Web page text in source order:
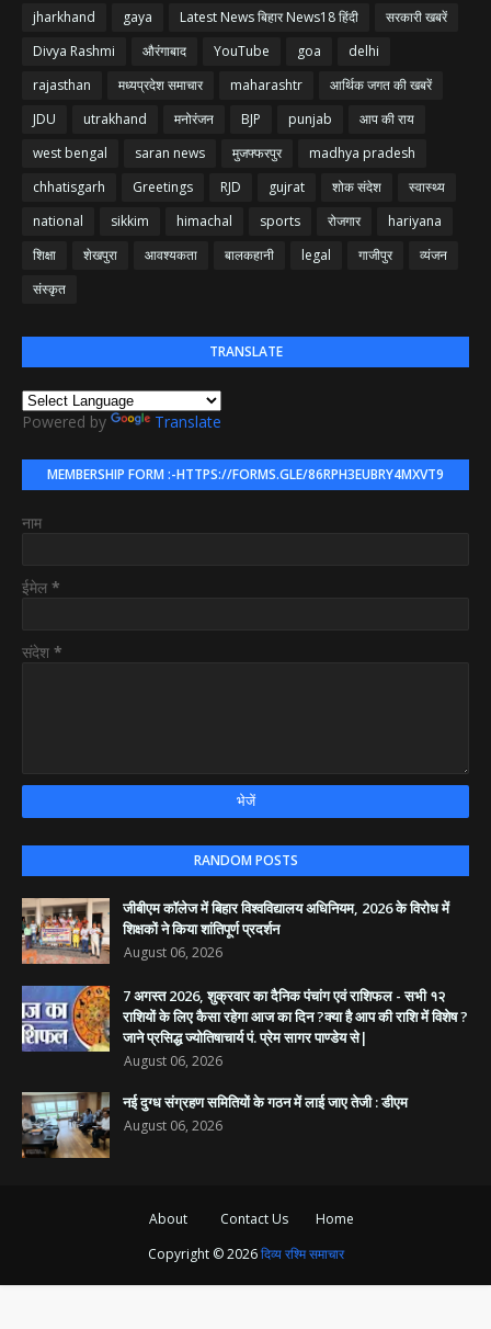
jharkhand
gaya Latest News बिहार News18 हिंदी
सरकारी खबरें
Divya Rashmi
औरंगाबाद YouTube goa
delhi
rajasthan
मध्यप्रदेश समाचार maharashtr
आर्थिक जगत की खबरें
JDU
utrakhand मनोरंजन BJP punjab
आप की राय
west bengal
saran news मुजफ्फरपुर
madhya pradesh
chhatisgarh
Greetings RJD gujrat शोक संदेश
स्वास्थ्य
national
sikkim himachal sports रोजगार
hariyana
शिक्षा
शेखपुरा आवश्यकता बालकहानी legal गाजीपुर
व्यंजन
संस्कृत
TRANSLATE
Powered by Translate
MEMBERSHIP FORM :-HTTPS://FORMS.GLE/86RPH3EUBRY4MXVT9
नाम
ईमेल *
संदेश *
RANDOM POSTS
जीबीएम कॉलेज में बिहार विश्वविद्यालय अधिनियम, 2026 के विरोध में
शिक्षकों ने किया शांतिपूर्ण प्रदर्शन
August 06, 2026
7 अगस्त 2026, शुक्रवार का दैनिक पंचांग एवं राशिफल - सभी १२
राशियों के लिए कैसा रहेगा आज का दिन ?क्या है आप की राशि में विशेष ?
जाने प्रसिद्ध ज्योतिषाचार्य पं. प्रेम सागर पाण्डेय से|
August 06, 2026
नई दुग्ध संग्रहण समितियों के गठन में लाई जाए तेजी : डीएम
August 06, 2026
About Contact Us
Home
Copyright ©2026दिव्य रश्मि समाचार